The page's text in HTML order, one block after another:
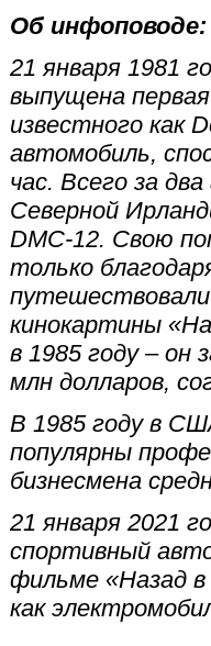
Об инфоповоде:
21 января 1981
выпущена
известного как
автомобиль,
час. Всего за
Северной
DMC-12. Свою
только
путешествовали
кинокартины
в 1985 году – он
млн долларов,
В 1985 году в
популярны
бизнесмена
21 января 2021
спортивный
фильме «Назад
как